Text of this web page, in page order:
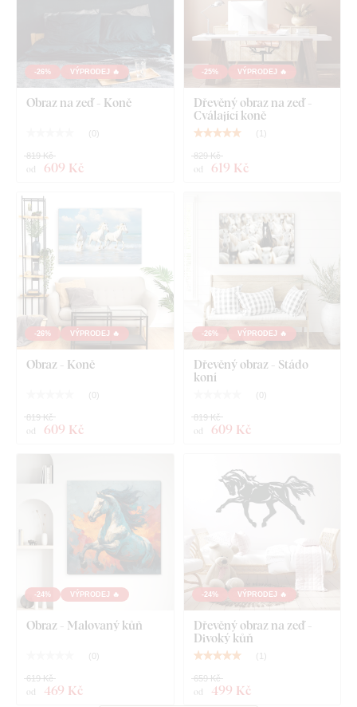
-26% VÝPRODEJ 🔥
Obraz na zeď - Koně
( 0)
od 609 Kč
819 Kč
-25% VÝPRODEJ 🔥
Dřevěný obraz na zeď -
Cválající koně
( 1 )
od 619 Kč
829 Kč
-26% VÝPRODEJ 🔥
Obraz - Koně
( 0)
od 609 Kč
819 Kč
-26% VÝPRODEJ 🔥
Dřevěný obraz - Stádo
koní
( 0)
od 609 Kč
819 Kč
-24% VÝPRODEJ 🔥
Obraz - Malovaný kůň
( 0)
od 469 Kč
619 Kč
-24% VÝPRODEJ 🔥
Dřevěný obraz na zeď -
Divoký kůň
( 1 )
od 499 Kč
659 Kč